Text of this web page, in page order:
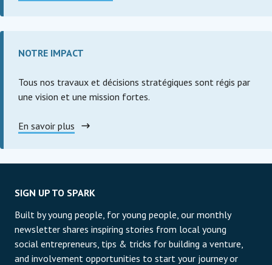
NOTRE IMPACT
Tous nos travaux et décisions stratégiques sont régis par
une vision et une mission fortes.
En savoir plus
SIGN UP TO SPARK
Built by young people, for young people, our monthly
newsletter shares inspiring stories from local young
social entrepreneurs, tips & tricks for building a venture,
and involvement opportunities to start your journey or